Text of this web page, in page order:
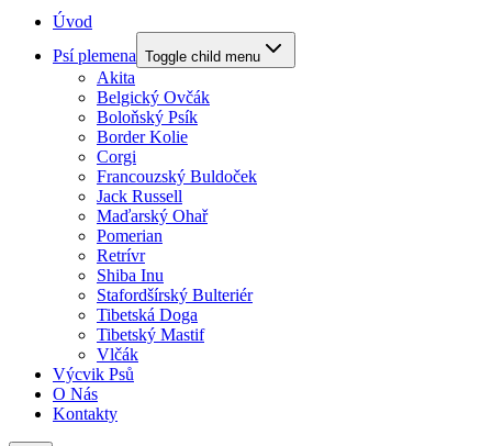
Úvod
Psí plemena Toggle child menu
Akita
Belgický Ovčák
Boloňský Psík
Border Kolie
Corgi
Francouzský Buldoček
Jack Russell
Maďarský Ohař
Pomerian
Retrívr
Shiba Inu
Stafordšírský Bulteriér
Tibetská Doga
Tibetský Mastif
Vlčák
Výcvik Psů
O Nás
Kontakty